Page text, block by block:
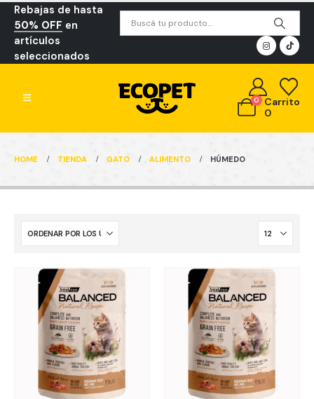
Rebajas de hasta
50% OFF en
artículos
seleccionados
0
Carrito
0
HOME TIENDA GATO ALIMENTO HÚMEDO